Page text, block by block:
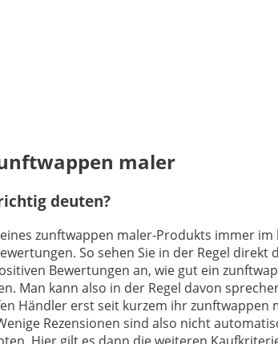
maler
deuten?
zunftwappen maler-Produkts immer im
So sehen Sie in der Regel
Bewertungen an, wie gut ein
Man kann also in der Regel davon
Händler erst seit kurzem ihr zunftwappen
Rezensionen sind also nicht